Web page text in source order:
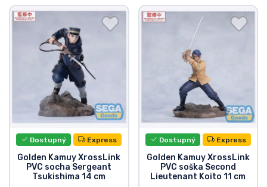
Dostupný Express
Golden Kamuy XrossLink
PVC socha Sergeant
Tsukishima 14 cm
Dostupný Express
Golden Kamuy XrossLink
PVC soška Second
Lieutenant Koito 11 cm
Doprava a platba
Seriálové věci
Filmové věci
Úžasné věci
Anime věci
Hráčské věci